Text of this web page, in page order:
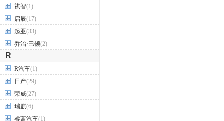
祺智(1)
启辰(17)
起亚(33)
乔治·巴顿(2)
R
R汽车(1)
日产(29)
荣威(27)
瑞麒(6)
睿蓝汽车(1)